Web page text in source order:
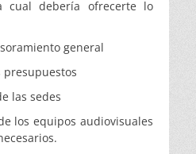
cual debería ofrecerte lo
general
presupuestos
las sedes
los equipos audiovisuales